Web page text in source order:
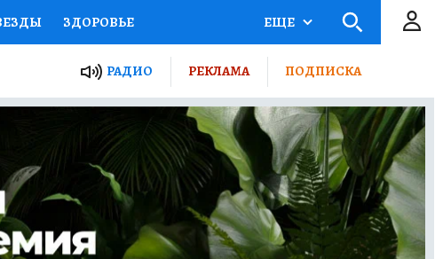
ЗДОРОВЬЕ
РОССИИ АФИША
СЕКРЕТЫ ПУТЕВОДИТЕЛЬ
ЖЕЛЕЗА ТУРИЗМ
ГИД ПОТРЕБИТЕЛЯ ВСЕ О КП
ЕЩЕ
РАДИО РЕКЛАМА ПОДПИСКА